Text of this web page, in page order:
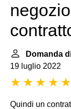
Domanda
19 luglio 2022
Quindi un